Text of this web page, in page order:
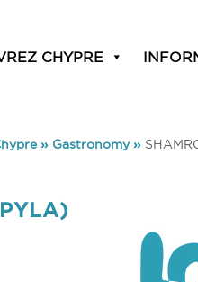
CHYPRE
» Gastronomy»